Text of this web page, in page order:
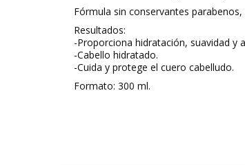
Fórmula sin conservantes parabenos,
Resultados:
-Proporciona hidratación, suavidad y
-Cabello hidratado.
-Cuida y protege el cuero cabelludo.
Formato: 300 ml.